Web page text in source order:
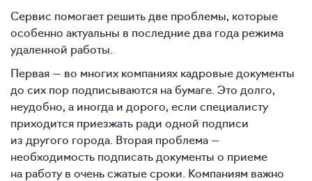
Сервис помогает решить две проблемы, которые
особенно актуальны в последние два года режима
удаленной работы.
Первая — во многих компаниях кадровые документы
до сих пор подписываются на бумаге. Это долго,
неудобно, а иногда и дорого, если специалисту
приходится приезжать ради одной подписи
из другого города. Вторая проблема —
необходимость подписать документы о приеме
на работу в очень сжатые сроки. Компаниям важно